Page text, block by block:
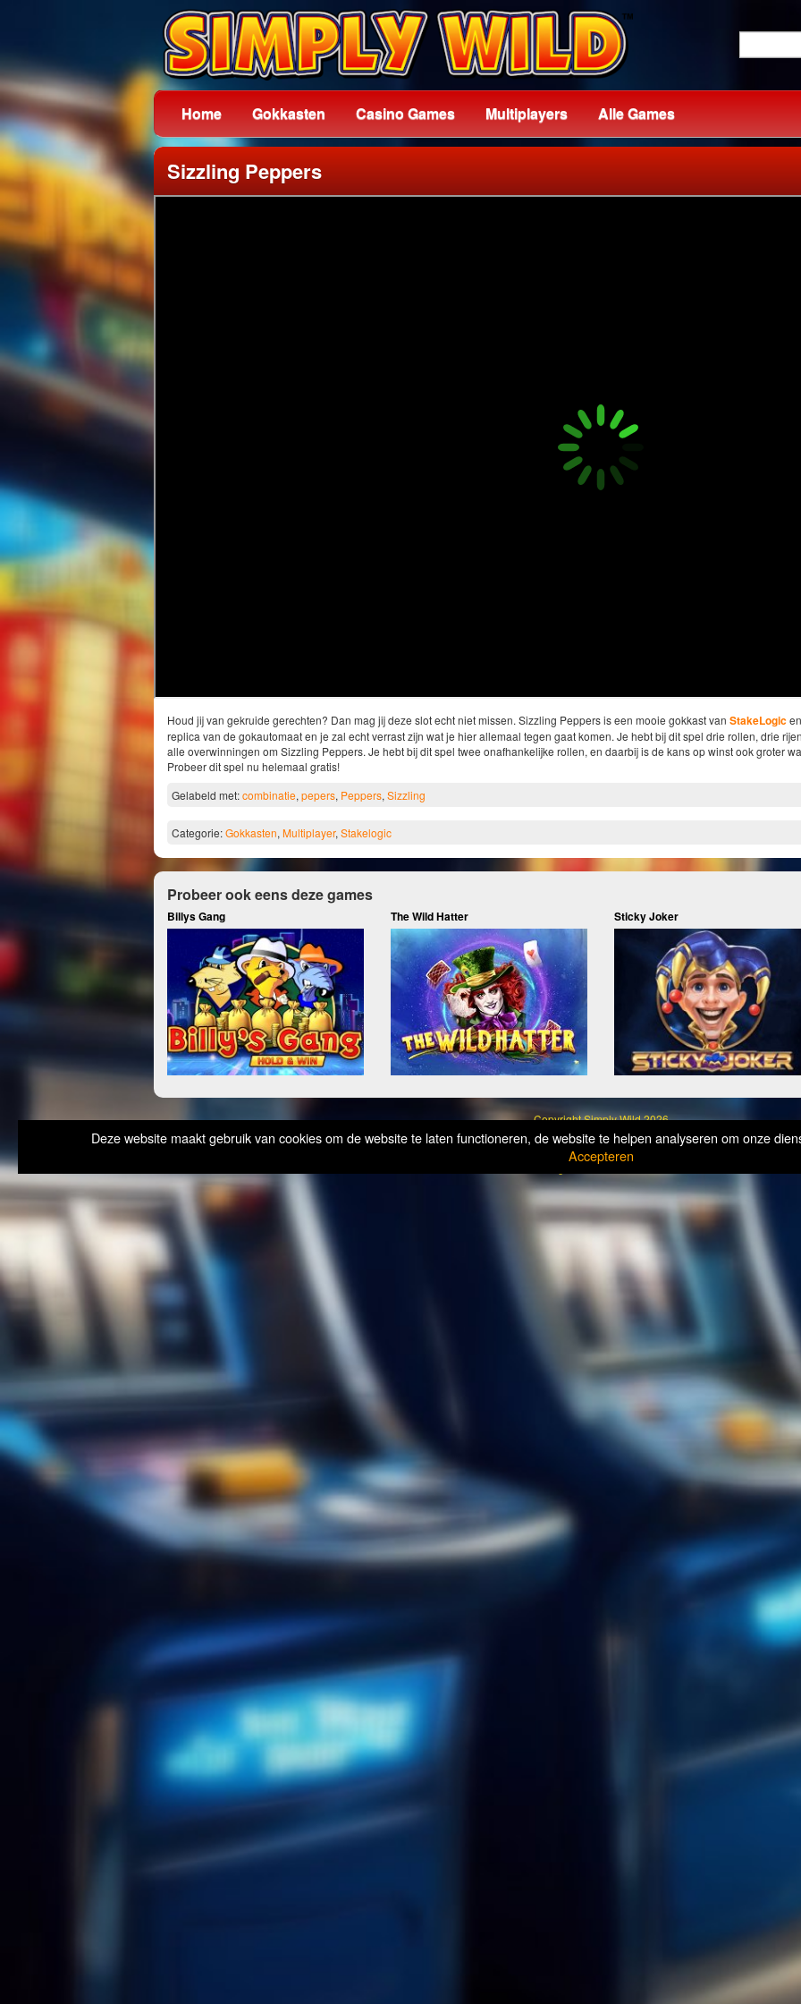
Deze website maakt gebruik van cookies om de website te laten functioneren, de website te helpen analyseren om onze
Accepteren
Home Gokkasten Casino Games Multiplayers Alle Games
Sizzling Peppers
Houd jij van gekruide gerechten? Dan mag jij deze slot echt niet missen. Sizzling Peppers is een mooie gokkast van StakeLogic
replica van de gokautomaat en je zal echt verrast zijn wat je hier allemaal tegen gaat komen. Je hebt bij dit spel drie rollen, drie
alle overwinningen om Sizzling Peppers. Je hebt bij dit spel twee onafhankelijke rollen, en daarbij is de kans op winst ook groter
Probeer dit spel nu helemaal gratis!
Gelabeld met:combinatie, pepers, Peppers, Sizzling
Categorie:Gokkasten, Multiplayer, Stakelogic
Probeer ook eens deze games
Billys Gang The Wild Hatter Sticky Joker
CopyrightSimply Wild 2026
Verantwoord Gokken Info, Wat kost gokken jou? Stop op tijd, 18+
Ik wil geen advertenties zien.